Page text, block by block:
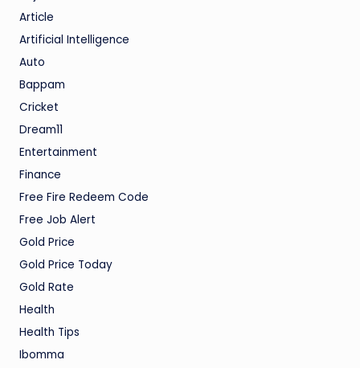
Article
Artificial Intelligence
Auto
Bappam
Cricket
Dream11
Entertainment
Finance
Free Fire Redeem Code
Free Job Alert
Gold Price
Gold Price Today
Gold Rate
Health
Health Tips
Ibomma